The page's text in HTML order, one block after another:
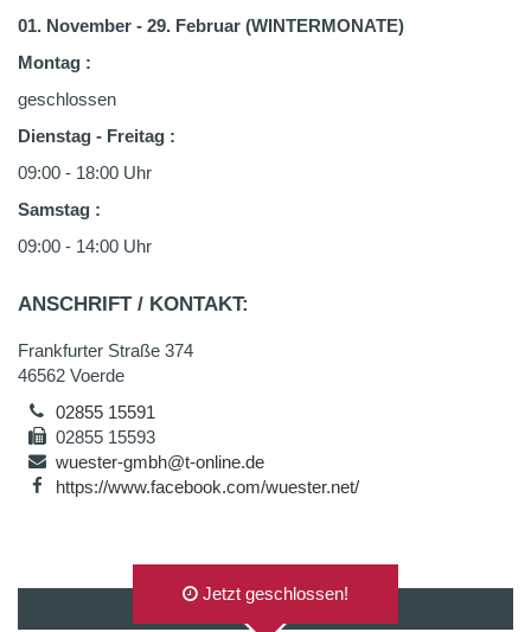
01. November - 29. Februar (WINTERMONATE)
Montag :
geschlossen
Dienstag - Freitag :
09:00 - 18:00 Uhr
Samstag :
09:00 - 14:00 Uhr
ANSCHRIFT / KONTAKT:
Frankfurter Straße 374
46562 Voerde
02855 15591
02855 15593
wuester-gmbh@t-online.de
https://www.facebook.com/wuester.net/
AUF GOOGLEMAPS ANZEIGEN
Jetzt geschlossen!